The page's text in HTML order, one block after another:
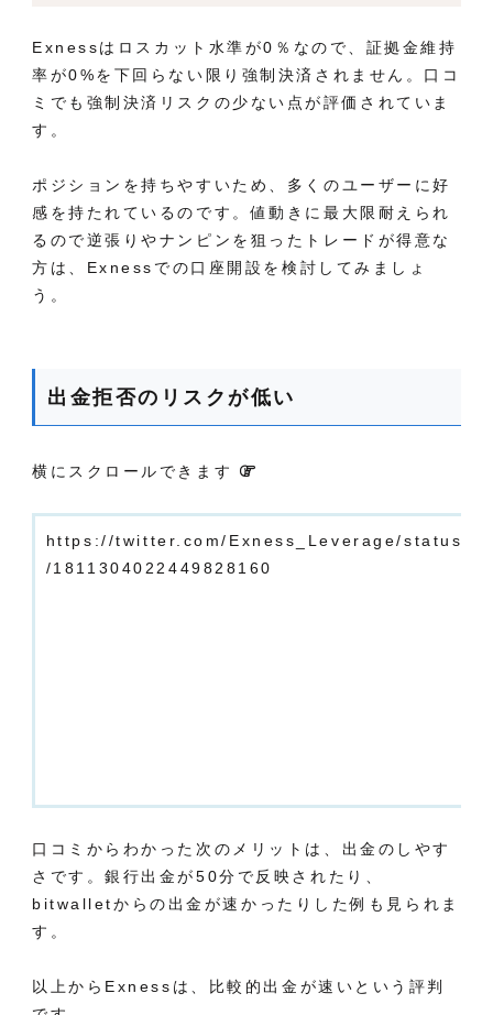
Exnessはロスカット水準が0％なので、証拠金維持
率が0%を下回らない限り強制決済されません。口コ
ミでも強制決済リスクの少ない点が評価されていま
す。
ポジションを持ちやすいため、多くのユーザーに好
感を持たれているのです。値動きに最大限耐えられ
るので逆張りやナンピンを狙ったトレードが得意な
方は、 Exnessでの口座開設を検討してみましょ
う 。
出金拒否のリスクが低い
横にスクロールできます
https://twitter.com/Exness_Leverage/status
/1811304022449828160
口コミからわかった次のメリットは、出金のしやす
さです。銀行出金が50分で反映されたり、
bitwalletからの出金が速かったりした例も見られま
す。
以上からExnessは、比較的出金が速いという評判